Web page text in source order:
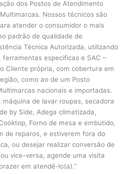
dos Postos de Atendimento
Nossos técnicos são
atender o consumidor o mais
padrão de qualidade de
Técnica Autorizada, utilizando
especificas e SAC –
Cliente própria, com cobertura em
como ao de um Posto
nacionais e importadas.
de lavar roupas, secadora
by Side, Adega climatizada,
Forno de mesa e embutido,
de reparos, e estiverem fora do
ou desejar realizar conversão de
vice-versa, agende uma visita
em atendê-lo(a).”